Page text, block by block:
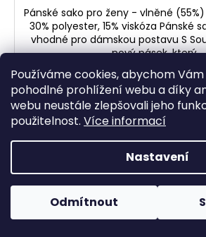
Používáme cookies, abychom
pohodlné prohlížení webu a díky
webu neustále zlepšovali jeho
použitelnost. Více informací
Nastavení
Odmítnout
Pánské sako pro ženy - vlněné (55%)
30% polyester, 15% viskóza Pánské
vhodné pro dámskou postavu S
nový pásek, který...